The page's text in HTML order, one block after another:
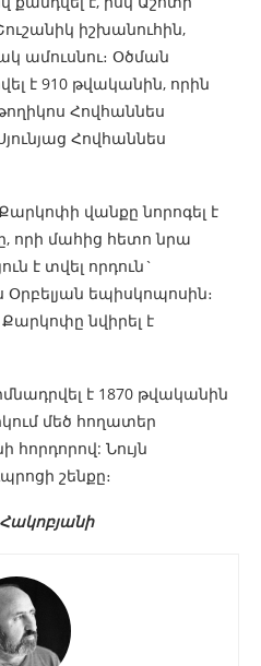
իշխանուհին,
ամուսնու։ Օծման
է 910 թվականին, որին
Հովհաննես
Հովհաննես
վանքը նորոգել է
որի մահից հետո նրա
է տվել որդուն`
եպիսկոպոսին։
նվիրել է
է 1870 թվականին
մեծ հողատեր
Նույն
շենքը։